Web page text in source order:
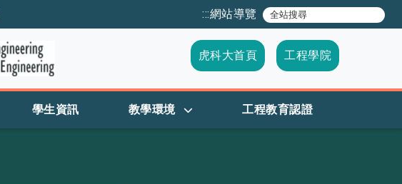
:::網站導覽
虎科大首頁
工程學院
學生資訊 教學環境 工程教育認證